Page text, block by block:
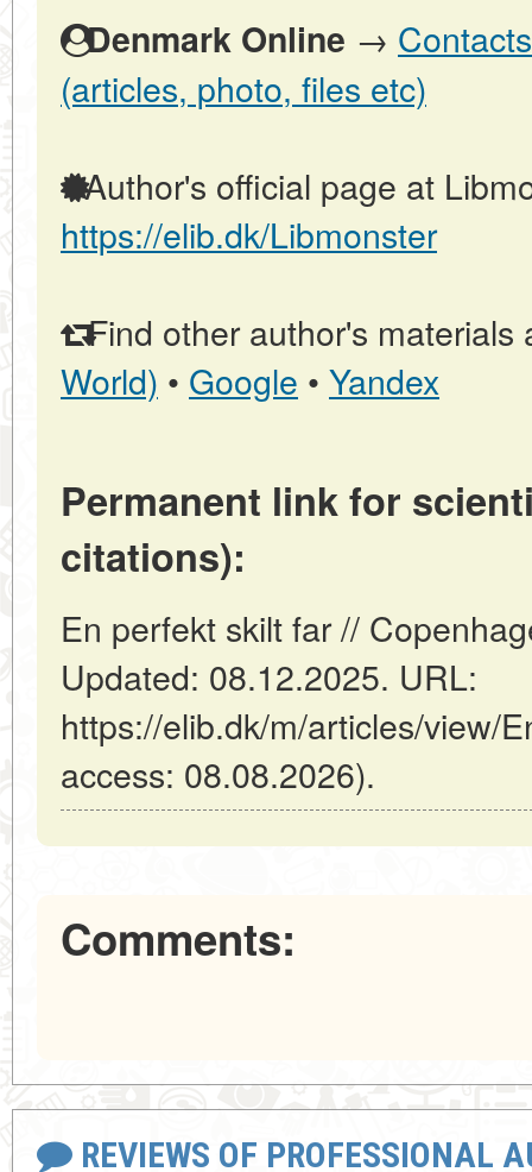
Denmark Online →
(articles, photo, files etc)
Author's official page at
https://elib.dk/Libmonster
Find other author's materials
World) • Google • Yandex
Permanent link for
citations):
En perfekt skilt far //
Updated: 08.12.2025. URL:
https://elib.dk/m/articles/view/
access: 08.08.2026).
Comments:
REVIEWS OF PROFESSIONAL